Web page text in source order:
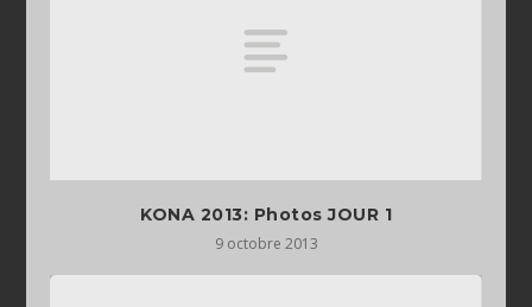
KONA 2013: Photos JOUR 1
9 octobre 2013